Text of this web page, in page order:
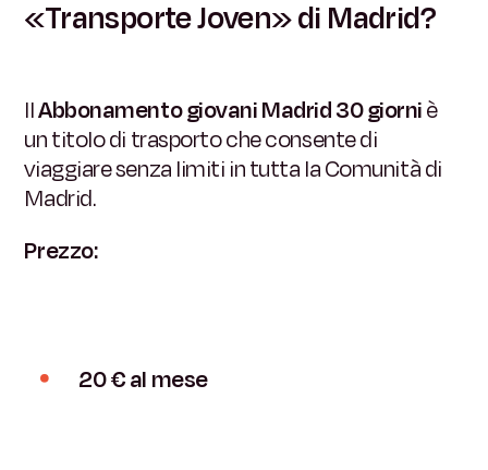
«Transporte Joven» di Madrid?
IlAbbonamento giovani Madrid 30 giorniè
un titolo di trasporto che consente di
viaggiare senza limiti in tutta la Comunità di
Madrid.
Prezzo:
20 € al mese